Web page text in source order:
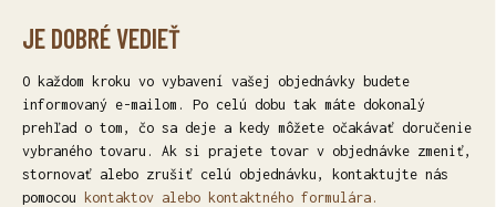
JE DOBRÉ VEDIEŤ
O každom kroku vo vybavení vašej objednávky budete
informovaný e-mailom. Po celú dobu tak máte dokonalý
prehľad o tom, čo sa deje a kedy môžete očakávať doručenie
vybraného tovaru. Ak si prajete tovar v objednávke zmeniť,
stornovať alebo zrušiť celú objednávku, kontaktujte nás
pomocou
kontaktov alebo kontaktného formulára.